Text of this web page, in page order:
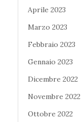
Aprile 2023
Marzo 2023
Febbraio 2023
Gennaio 2023
Dicembre 2022
Novembre 2022
Ottobre 2022